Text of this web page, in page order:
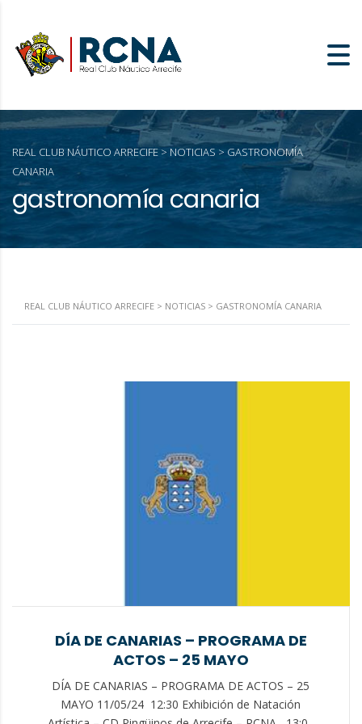
gastronomía canaria
REAL CLUB NÁUTICO ARRECIFE > NOTICIAS > GASTRONOMÍA
CANARIA
REAL CLUB NÁUTICO ARRECIFE > NOTICIAS > GASTRONOMÍA CANARIA
DÍA DE CANARIAS – PROGRAMA DE
ACTOS – 25 MAYO
DÍA DE CANARIAS – PROGRAMA DE ACTOS – 25
MAYO 11/05/24 12:30 Exhibición de Natación